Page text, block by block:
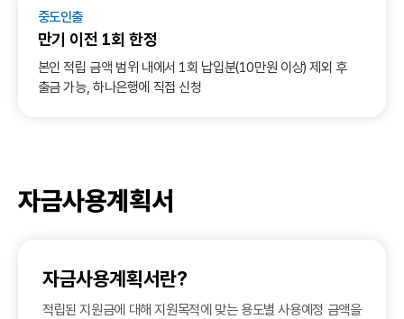
중도인출
만기 이전 1회 한정
본인 적립 금액 범위 내에서 1회 납입분(10만원 이상) 제외 후
출금 가능, 하나은행에 직접 신청
자금사용계획서
자금사용계획서란?
적립된 지원금에 대해 지원목적에 맞는 용도별 사용예정 금액을